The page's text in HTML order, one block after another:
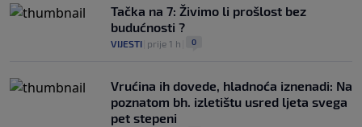
Tačka na 7: Živimo li prošlost bez
budućnosti ?
VIJESTI prije 1 h 0
Vrućina ih dovede, hladnoća iznenadi: Na
poznatom bh. izletištu usred ljeta svega
pet stepeni